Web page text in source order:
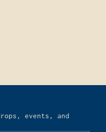
events, and